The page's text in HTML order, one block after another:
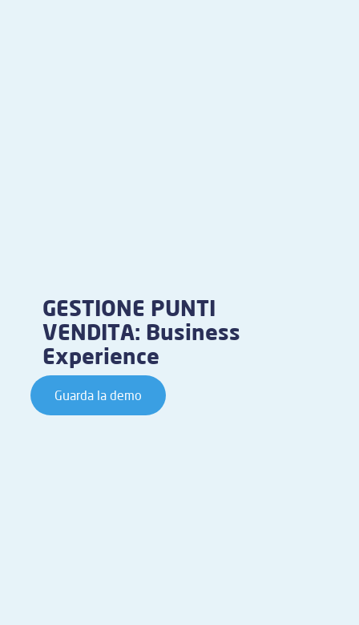
GESTIONE PUNTI
VENDITA: Business
Experience
Guarda la demo